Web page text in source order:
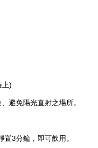
上)
避免陽光直射之場所。
置3分鐘， 即可飲用。